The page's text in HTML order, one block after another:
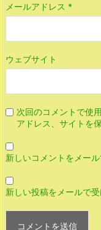
メールアドレス *
ウェブサイト
次回のコメントで使
アドレス、サイトを保
新しいコメントをメー
新しい投稿をメールで